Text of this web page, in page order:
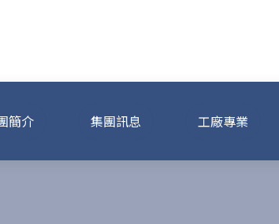
品美容事業集團
簡介 集團訊息 工廠專業